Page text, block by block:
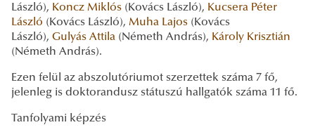
László), Koncz Miklós (Kovács László), Kucsera Péter
László (Kovács László), Muha Lajos (Kovács
László), Gulyás Attila (Németh András), Károly Krisztián
(Németh András).
Ezen felül az abszolutóriumot szerzettek száma 7 fő,
jelenleg is doktorandusz státuszú hallgatók száma 11 fő.
Tanfolyami képzés